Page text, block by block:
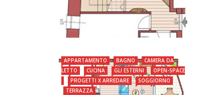
APPARTAMENTO BAGNO
CAMERA DA
LETTO
CUCINA GLI ESTERNI
OPEN-SPACE
PROGETTI X ARREDARE
SOGGIORNO
TERRAZZA